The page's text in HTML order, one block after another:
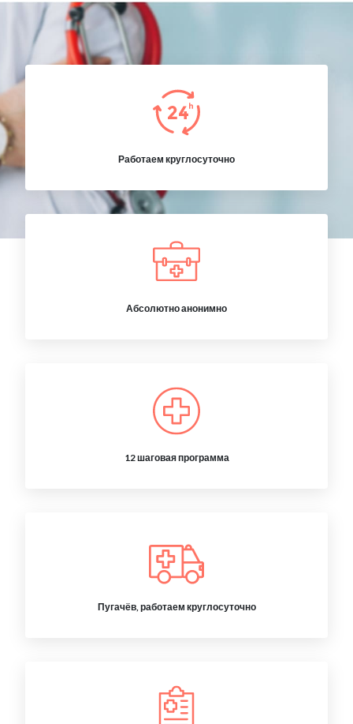
Работаем круглосуточно
Абсолютно анонимно
12 шаговая программа
Пугачёв, работаем круглосуточно